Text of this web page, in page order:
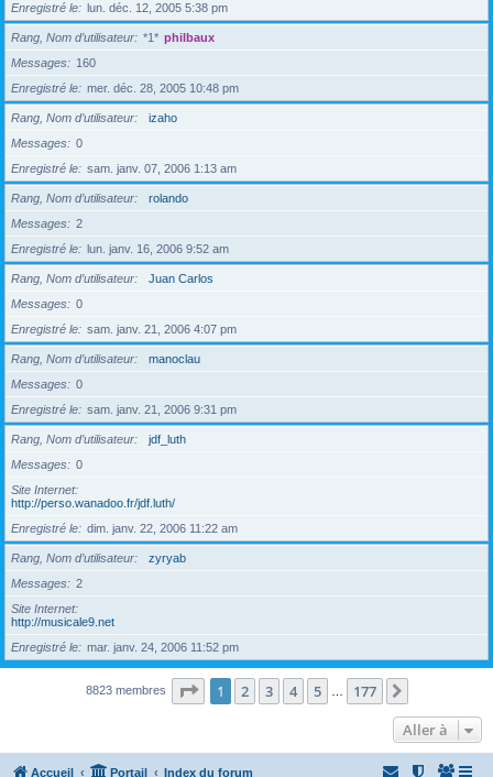
Enregistré le
lun. déc. 12, 2005 5:38 pm
Rang, Nom d’utilisateur *1* philbaux
Messages
160
Enregistré le
mer. déc. 28, 2005 10:48 pm
Rang, Nom d’utilisateur
izaho
Messages
0
Enregistré le
sam. janv. 07, 2006 1:13 am
Rang, Nom d’utilisateur
rolando
Messages
2
Enregistré le
lun. janv. 16, 2006 9:52 am
Rang, Nom d’utilisateur
Juan Carlos
Messages
0
Enregistré le
sam. janv. 21, 2006 4:07 pm
Rang, Nom d’utilisateur
manoclau
Messages
0
Enregistré le
sam. janv. 21, 2006 9:31 pm
Rang, Nom d’utilisateur
jdf_luth
Messages
0
Site Internet
http://perso.wanadoo.fr/jdf.luth/
Enregistré le
dim. janv. 22, 2006 11:22 am
Rang, Nom d’utilisateur
zyryab
Messages
2
Site Internet
http://musicale9.net
Enregistré le
mar. janv. 24, 2006 11:52 pm
8823 membres Page 1sur177
1 2 3 4 5 177
Aller à
Accueil Portail Index du forum